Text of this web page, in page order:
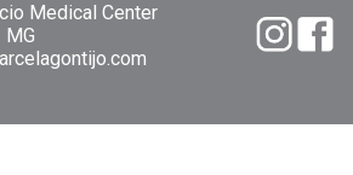
Medical Center
MG